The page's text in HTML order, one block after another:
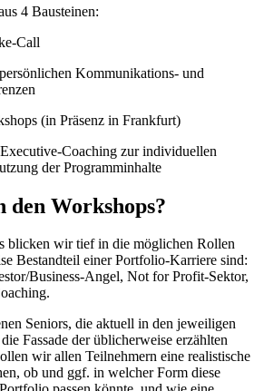
4 Bausteinen:
Call
Kommunikations- und
(in Präsenz in Frankfurt)
Coaching zur individuellen
der Programminhalte
den Workshops?
blicken wir tief in die möglichen Rollen
Bestandteil einer Portfolio-Karriere sind:
Business-Angel, Not for Profit-Sektor,
Seniors, die aktuell in den jeweiligen
Fassade der üblicherweise erzählten
wir allen Teilnehmern eine realistische
ob und ggf. in welcher Form diese